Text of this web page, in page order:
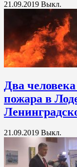
21.09.2019 Выкл.
Два
пожара в
21.09.2019 Выкл.